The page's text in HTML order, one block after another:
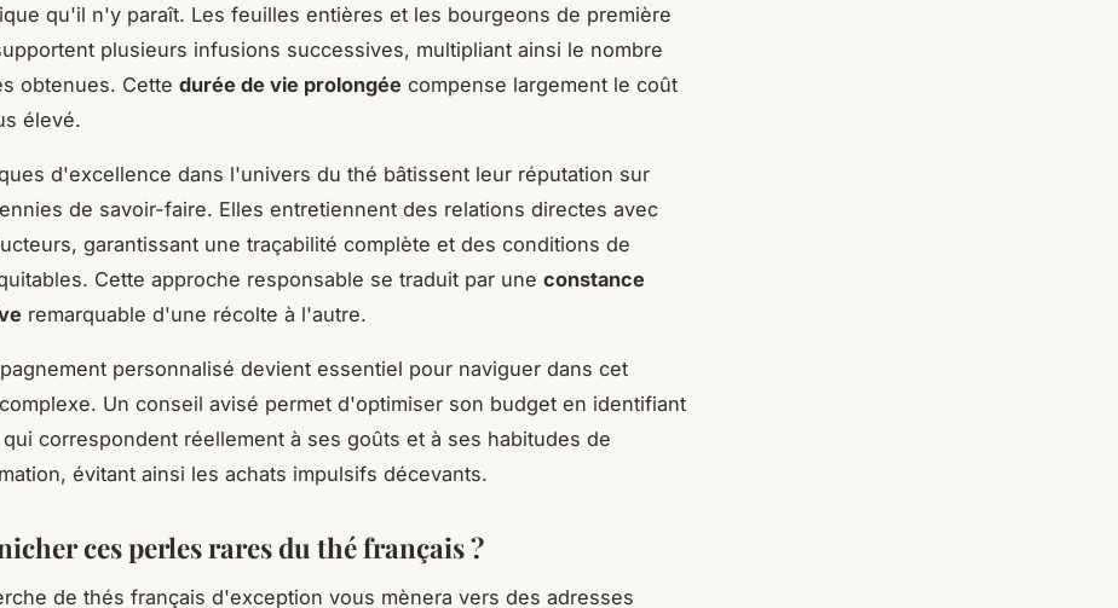
qu'il n'y paraît. Les feuilles entières et les bourgeons de première
plusieurs infusions successives, multipliant ainsi le nombre
obtenues. Cette durée de vie prolongée compense largement le coût
élevé.
d'excellence dans l'univers du thé bâtissent leur réputation sur
de savoir-faire. Elles entretiennent des relations directes avec
garantissant une traçabilité complète et des conditions de
Cette approche responsable se traduit par une constance
remarquable d'une récolte à l'autre.
personnalisé devient essentiel pour naviguer dans cet
Un conseil avisé permet d'optimiser son budget en identifiant
correspondent réellement à ses goûts et à ses habitudes de
évitant ainsi les achats impulsifs décevants.
ces perles rares du thé français ?
de thés français d'exception vous mènera vers des adresses